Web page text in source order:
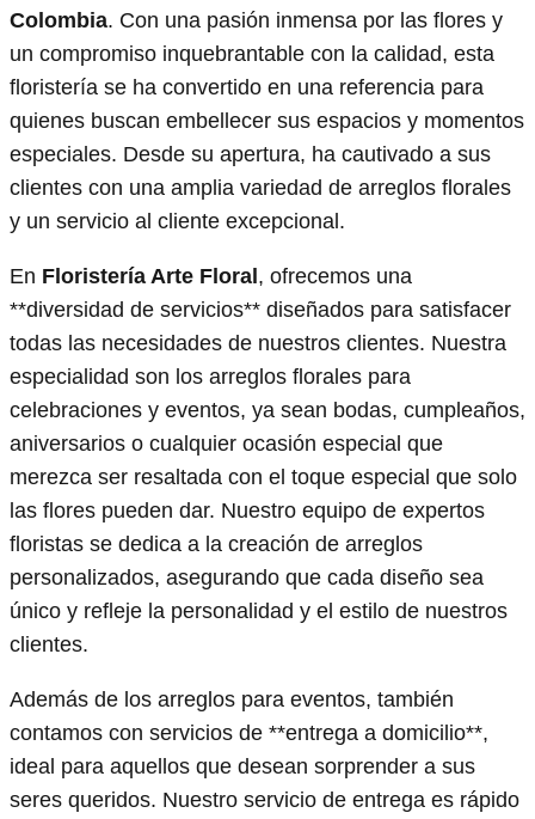
Colombia. Con una pasión inmensa por las flores y
un compromiso inquebrantable con la calidad, esta
floristería se ha convertido en una referencia para
quienes buscan embellecer sus espacios y momentos
especiales. Desde su apertura, ha cautivado a sus
clientes con una amplia variedad de arreglos florales
y un servicio al cliente excepcional.
En Floristería Arte Floral, ofrecemos una
**diversidad de servicios** diseñados para satisfacer
todas las necesidades de nuestros clientes. Nuestra
especialidad son los arreglos florales para
celebraciones y eventos, ya sean bodas, cumpleaños,
aniversarios o cualquier ocasión especial que
merezca ser resaltada con el toque especial que solo
las flores pueden dar. Nuestro equipo de expertos
floristas se dedica a la creación de arreglos
personalizados, asegurando que cada diseño sea
único y refleje la personalidad y el estilo de nuestros
clientes.
Además de los arreglos para eventos, también
contamos con servicios de **entrega a domicilio**,
ideal para aquellos que desean sorprender a sus
seres queridos. Nuestro servicio de entrega es rápido